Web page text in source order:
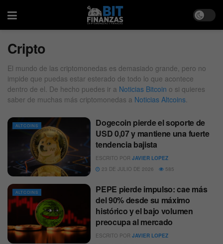
Cripto
El mundo de las criptomonedas es demasiado grande, pero no
impide que puedas estar esterado de todo lo que acontece
dentro de el. De hecho puedes ir a Noticias Bitcoin o si quieres
saber de muchas más criptomonedas a Noticias Altcoins
ALTCOINS
Dogecoin pierde el soporte de
USD 0,07 y mantiene una fuerte
tendencia bajista
ESCRITO POR JAVIER LOPEZ
23 DE JULIO DE 2026
585
ALTCOINS
PEPE pierde impulso: cae más
del 90% desde su máximo
histórico y el bajo volumen
preocupa al mercado
ESCRITO POR JAVIER LOPEZ